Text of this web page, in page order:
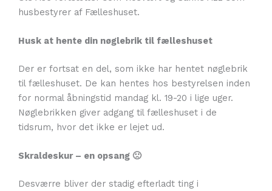
husbestyrer af Fælleshuset.
Husk at hente din nøglebrik til fælleshuset
Der er fortsat en del, som ikke har hentet nøglebrik
til fælleshuset. De kan hentes hos bestyrelsen inden
for normal åbningstid mandag kl. 19-20 i lige uger.
Nøglebrikken giver adgang til fælleshuset i de
tidsrum, hvor det ikke er lejet ud.
Skraldeskur – en opsang 🙁
Desværre bliver der stadig efterladt ting i